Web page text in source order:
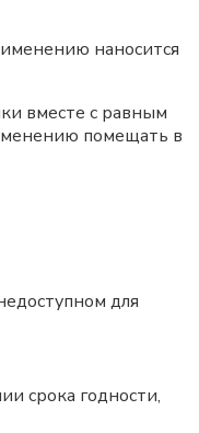
наносится
вместе с равным
помещать в
для
срока годности,